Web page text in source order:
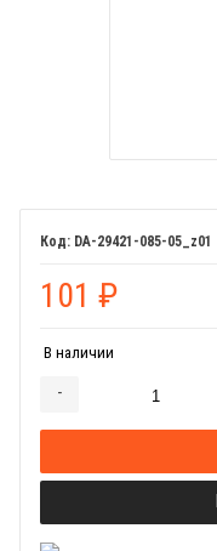
DA-29421-085-05_z01
101 ₽
В наличии
-